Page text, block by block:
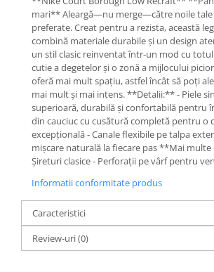
mari** Aleargă—nu merge—către noile tale
preferate. Creat pentru a rezista, această
combină materiale durabile și un design
un stil clasic reinventat într-un mod cu
cutie a degetelor și o zonă a mijlocului
oferă mai mult spațiu, astfel încât să poți
mai mult și mai intens. **Detalii:** - Piele
superioară, durabilă și confortabilă pentru
din cauciuc cu cusătură completă pentru o
excepțională - Canale flexibile pe talpa
mișcare naturală la fiecare pas **Mai
Șireturi clasice - Perforații pe vârf pentru
Informatii conformitate produs
Caracteristici
Review-uri(0)